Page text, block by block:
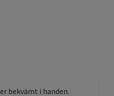
bekvämt i handen.